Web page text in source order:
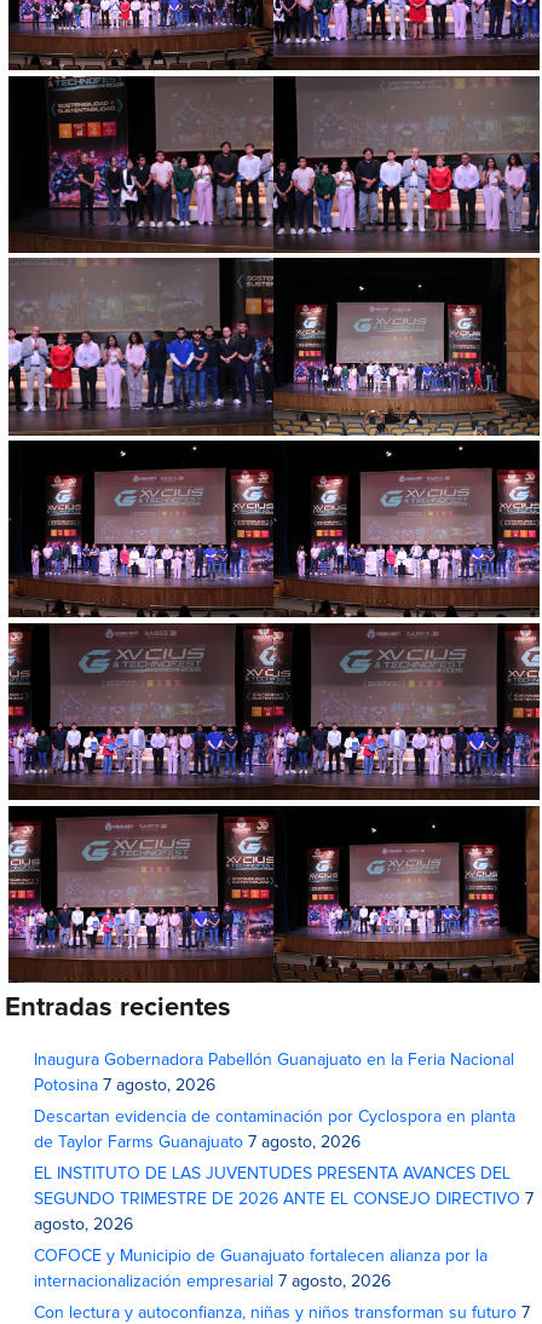
Entradas recientes
Inaugura Gobernadora Pabellón Guanajuato en la Feria Nacional
Potosina 7 agosto, 2026
Descartan evidencia de contaminación por Cyclospora en planta
de Taylor Farms Guanajuato 7 agosto, 2026
EL INSTITUTO DE LAS JUVENTUDES PRESENTA AVANCES DEL
SEGUNDO TRIMESTRE DE 2026 ANTE EL CONSEJO DIRECTIVO 7
agosto, 2026
COFOCE y Municipio de Guanajuato fortalecen alianza por la
internacionalización empresarial 7 agosto, 2026
Con lectura y autoconfianza, niñas y niños transforman su futuro 7